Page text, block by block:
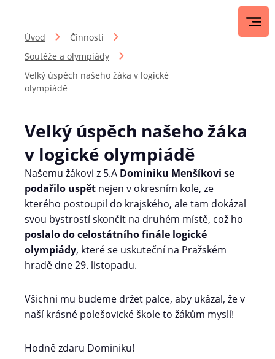
Úvod
Činnosti
Soutěže a olympiády
Velký úspěch našeho žáka v logické
olympiádě
Velký úspěch našeho žáka
v logické olympiádě
Našemu žákovi z 5.A Dominiku Menšíkovi se
podařilo uspět nejen v okresním kole, ze
kterého postoupil do krajského, ale tam dokázal
svou bystrostí skončit na druhém místě, což ho
poslalo do celostátního finále logické
olympiády, které se uskuteční na Pražském
hradě dne 29. listopadu.
Všichni mu budeme držet palce, aby ukázal, že v
naší krásné polešovické škole to žákům myslí!
Hodně zdaru Dominiku!